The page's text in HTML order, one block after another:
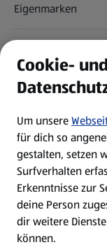
Eigenmarken
Newsletter
WhatsApp
Über ALDI SÜD
Filialen
Cookie-
Um unsere
für dich so
gestalten, setzen
Surfverhalten
Erkenntnisse zur
deine Person
dir weitere
können.